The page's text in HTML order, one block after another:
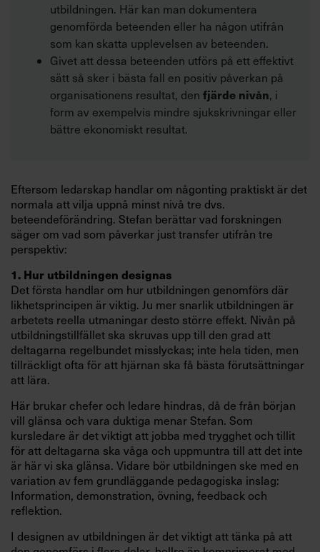
utbildningen. Här kan man dokumentera
genomförda beteenden eller ha någon utifrån
som kan skatta upplevelsen av beteenden.
Givet att dessa beteenden utförs på ett effektivt
sätt så sker i bästa fall en positiv påverkan på
organisationens resultat, den fjärde nivån, i
form av exempelvis mindre sjukskrivningar eller
bättre ekonomiskt resultat.
Eftersom ledarskap handlar om någonting praktiskt är det
normala att vilja uppnå minst nivå tre dvs.
beteendeförändring. Stefan berättar vad forskningen
säger om vad som påverkar just transfer utifrån tre
perspektiv:
1. Hur utbildningen designas
Det första handlar om hur utbildningen genomförs där
likhetsprincipen är viktig. Ju mer snarlik utbildningen är
arbetets reella utmaningar desto större effekt. Nivån på
utbildningstillfället ska skruvas upp till den grad att
deltagarna regelbundet misslyckas; inte hela tiden, men
tillräckligt ofta för att hjärnan ska få bästa förutsättningar
att lära.
Här brukar chefer och ledare hindras, då de från början
vill glänsa och vara duktiga menar Stefan. Som
kursledare är det viktigt att jobba med trygghet och tillit
för att deltagarna ska våga och uppmuntra till att det inte
är här vi ska glänsa. Vidare bör utbildningen ske med en
variation av fem grundläggande pedagogiska inslag:
Information, demonstration, övning, feedback och
reflektion.
I designen av utbildningen är det viktigt att tänka på att